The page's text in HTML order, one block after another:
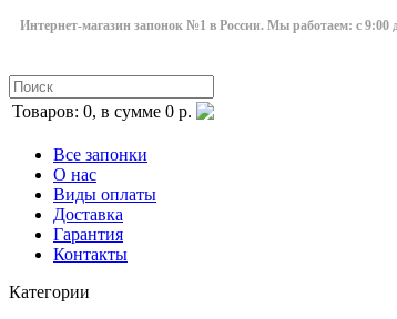
Интернет-магазин запонок №1 в России. Мы работаем: с 9:00
Товаров: 0, в сумме 0 р.
Все запонки
О нас
Виды оплаты
Доставка
Гарантия
Контакты
Категории